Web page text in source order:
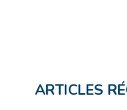
ARTICLES